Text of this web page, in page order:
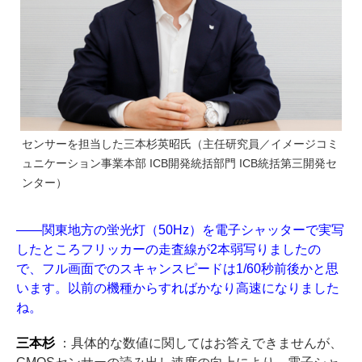
センサーを担当した三本杉英昭氏（主任研究員／イメージコミ
ュニケーション事業本部 ICB開発統括部門 ICB統括第三開発セ
ンター）
――関東地方の蛍光灯（50Hz）を電子シャッターで実写
したところフリッカーの走査線が2本弱写りましたの
で、フル画面でのスキャンスピードは1/60秒前後かと思
います。以前の機種からすればかなり高速になりました
ね。
三本杉 ：具体的な数値に関してはお答えできませんが、